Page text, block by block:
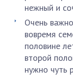
нежный и
Очень
вовремя
половине
второй
нужно чуть